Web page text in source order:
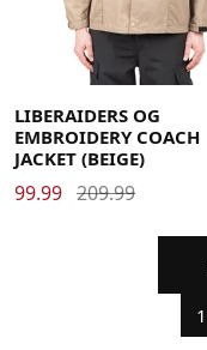
MediumX-Large
LIBERAIDERS OG
EMBROIDERY COACH
JACKET (BEIGE)
99.99 209.99
1